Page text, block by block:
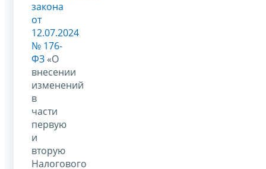
закона
от
12.07.2024
№ 176-
ФЗ «О
внесении
изменений
в
части
первую
и
вторую
Налогового